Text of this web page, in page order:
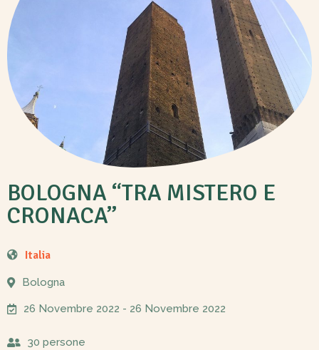
BOLOGNA “TRA MISTERO E
CRONACA”
Italia
Bologna
26 Novembre 2022 - 26 Novembre 2022
30 persone